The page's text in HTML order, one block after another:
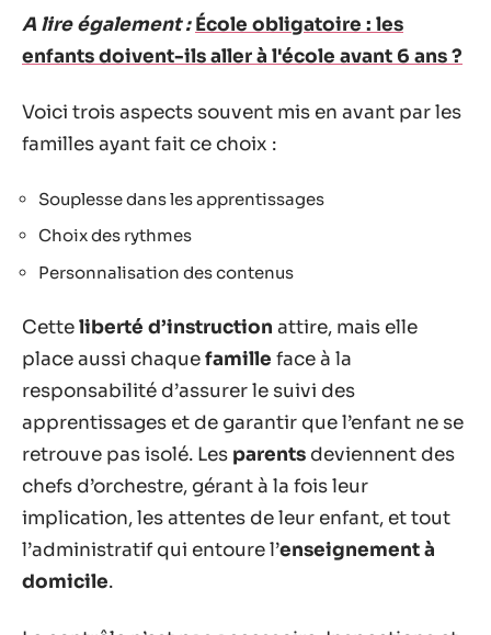
A lire également : École obligatoire : les
enfants doivent-ils aller à l'école avant 6 ans ?
Voici trois aspects souvent mis en avant par les
familles ayant fait ce choix :
Souplesse dans les apprentissages
Choix des rythmes
Personnalisation des contenus
Cetteliberté d’instruction attire, mais elle
place aussi chaquefamille face à la
responsabilité d’assurer le suivi des
apprentissages et de garantir que l’enfant ne se
retrouve pas isolé. Les parents deviennent des
chefs d’orchestre, gérant à la fois leur
implication, les attentes de leur enfant, et tout
l’administratif qui entoure l’enseignement à
domicile.